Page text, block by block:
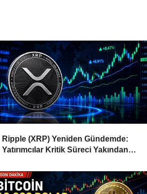
Ripple (XRP) Yeniden Gündemde:
Yatırımcılar Kritik Süreci Yakından